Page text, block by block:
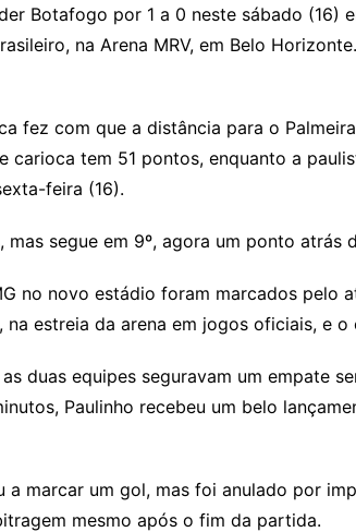
er t
k
e
n
ai
l
o
gl
Cl
a
sr
o
m
s
s
n
g
s
s
g
e
lo
o
c
o
Botafogo por 1 a 0 neste sábado (16)
na Arena MRV, em Belo
fez com que a distância para o
carioca tem 51 pontos, enquanto a
feira (16).
segue em 9º, agora um ponto atrás
no novo estádio foram marcados pelo
estreia da arena em jogos oficiais, e
duas equipes seguravam um empate
Paulinho recebeu um belo
a marcar um gol, mas foi anulado por
mesmo após o fim da partida.